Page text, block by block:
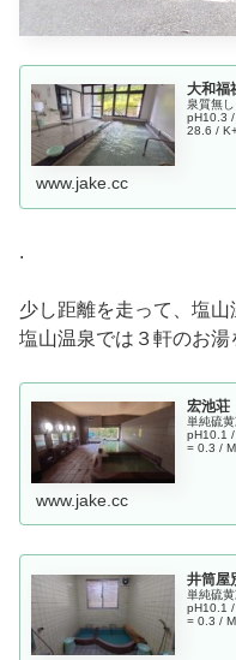
大和福
泉質無
pH10.3
28.6 /
www.jake.cc
.
少し距離を走って、塩山
塩山温泉では３軒のお湯
宏池荘
単純硫
pH10.1
= 0.3 /
www.jake.cc
井筒屋
単純硫
pH10.1
= 0.3 /